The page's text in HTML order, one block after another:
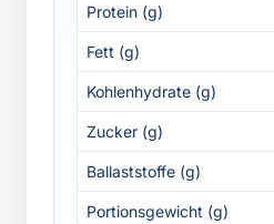
Protein (g)
Fett (g)
Kohlenhydrate (g)
Zucker (g)
Ballaststoffe (g)
Portionsgewicht (g)